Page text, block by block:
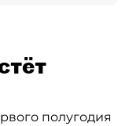
полугодия